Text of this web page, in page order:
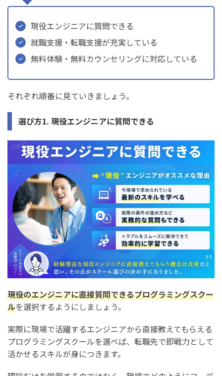
現役エンジニアに質問できる
就職支援・転職支援が充実している
無料体験・無料カウンセリングに対応している
それぞれ順番に見ていきましょう。
選び方1. 現役エンジニアに質問できる
現役のエンジニアに直接質問できるプログラミングスクー
ルを選択するようにしましょう。
実際に現場で活躍するエンジニアから直接教えてもらえる
プログラミングスクールを選べば、転職先で即戦力として
活かせるスキルが身につきます。